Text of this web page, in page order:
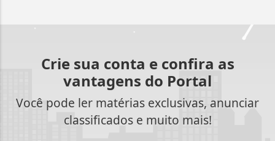
Crie sua conta e confira as
vantagens do Portal
Você pode ler matérias exclusivas, anunciar
classificados e muito mais!